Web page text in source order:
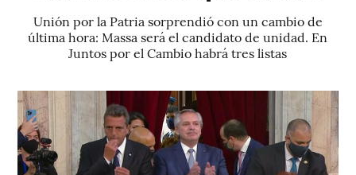
Unión por la Patria sorprendió con un cambio de
última hora: Massa será el candidato de unidad. En
Juntos por el Cambio habrá tres listas